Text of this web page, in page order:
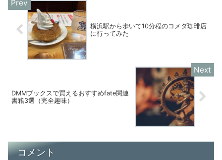
横浜駅から歩いて10分程のコメダ珈琲店
に行ってみた
DMMブックスで買えるおすすめfate関連
書籍3選（完全趣味）
コメント